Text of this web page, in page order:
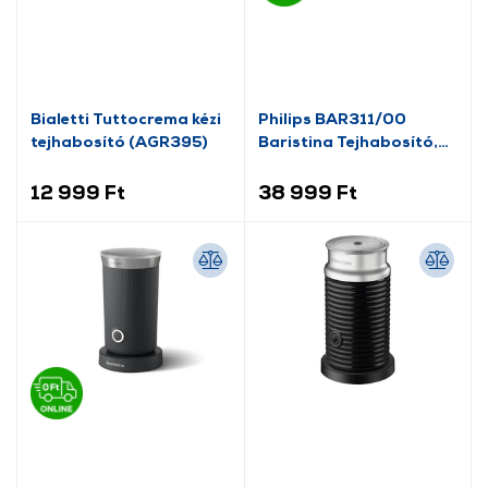
Bialetti Tuttocrema kézi
tejhabosító (AGR395)
12 999 Ft
Philips BAR311/00
Baristina Tejhabosító,
38 999 Ft